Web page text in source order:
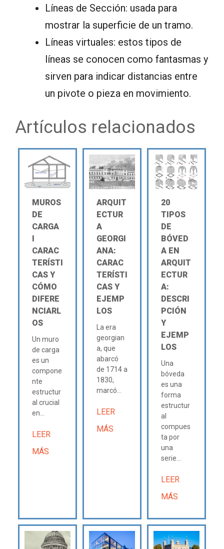
Líneas de Sección: usada para
mostrar la superficie de un tramo.
Líneas virtuales: estos tipos de
líneas se conocen como fantasmas y
sirven para indicar distancias entre
un pivote o pieza en movimiento.
Artículos relacionados
MUROS
DE
CARGA
Ι
CARAC
TERÍSTI
CAS Y
CÓMO
DIFERE
NCIARL
OS
Un muro
de carga
es un
compone
nte
estructur
al crucial
en...
LEER
MÁS
ARQUIT
ECTUR
A
GEORGI
ANA:
CARAC
TERÍSTI
CAS Y
EJEMP
LOS
La era
georgian
a, que
abarcó
de 1714 a
1830,
marcó...
LEER
MÁS
20
TIPOS
DE
BÓVED
A EN
ARQUIT
ECTUR
A:
DESCRI
PCIÓN
Y
EJEMP
LOS
Una
bóveda
es una
forma
estructur
al
compues
ta por
una
serie...
LEER
MÁS